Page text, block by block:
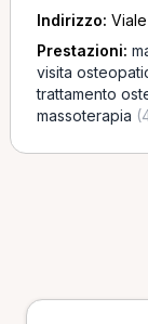
Indirizzo:
Prestazioni:
visita
trattamento
massoterapia